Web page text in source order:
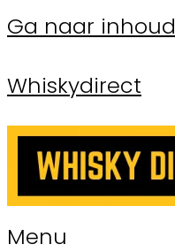
Ga naar inhoud
Whiskydirect
Menu